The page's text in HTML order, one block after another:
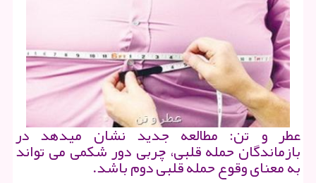
عطر و تن: مطالعه جدید نشان میدهد در
بازماندگان حمله قلبی، چربی دور شكمی می تواند
به معنای وقوع حمله قلبی دوم باشد.